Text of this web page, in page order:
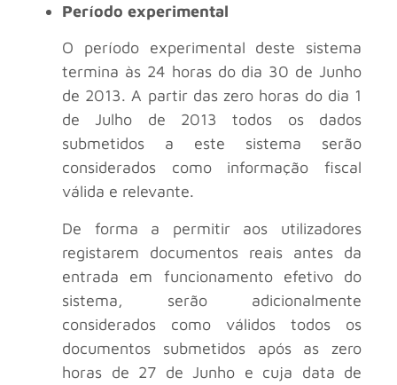
Período experimental
O período experimental deste sistema
termina às 24 horas do dia 30 de Junho
de 2013. A partir das zero horas do dia 1
de Julho de 2013 todos os dados
submetidos a este sistema serão
considerados como informação fiscal
válida e relevante.
De forma a permitir aos utilizadores
registarem documentos reais antes da
entrada em funcionamento efetivo do
sistema, serão adicionalmente
considerados como válidos todos os
documentos submetidos após as zero
horas de 27 de Junho e cuja data de